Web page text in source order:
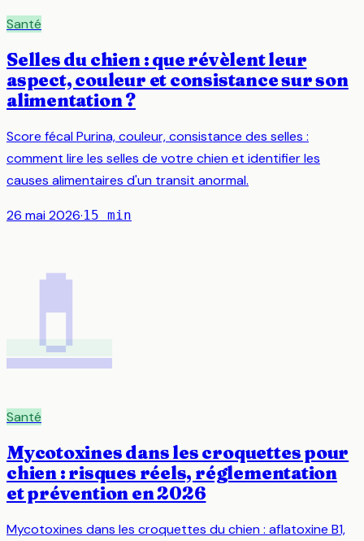
Santé
Selles du chien : que révèlent leur
aspect, couleur et consistance sur son
alimentation ?
Score fécal Purina, couleur, consistance des selles :
comment lire les selles de votre chien et identifier les
causes alimentaires d'un transit anormal.
26 mai 2026·15 min
💊
Santé
Mycotoxines dans les croquettes pour
chien : risques réels, réglementation
et prévention en 2026
Mycotoxines dans les croquettes du chien : aflatoxine B1,